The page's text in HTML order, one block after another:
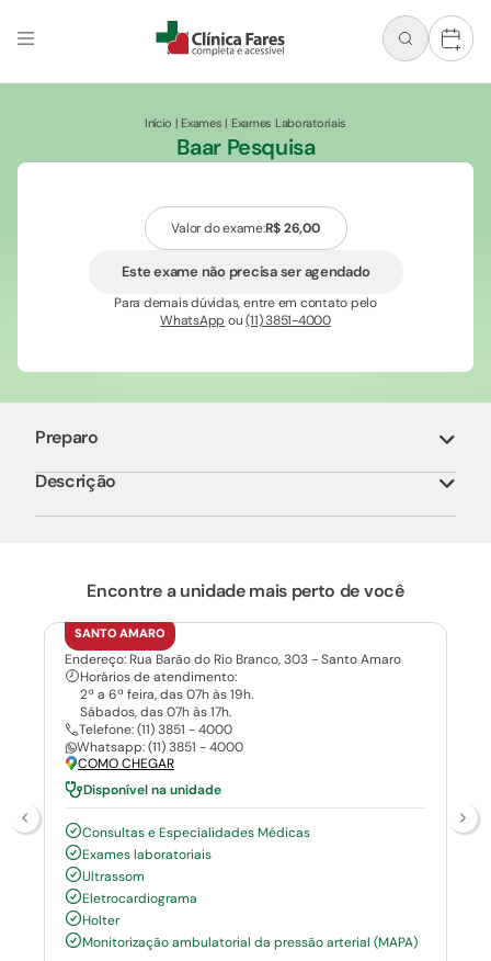
+
Início |Exames | Exames Laboratoriais
Baar Pesquisa
Valor do exame:R$ 26,00
Este exame não precisa ser agendado
Para demais dúvidas, entre em contato pelo
WhatsApp ou(11) 3851-4000
Preparo
Descrição
Encontre a unidade mais perto de você
SANTO AMARO
Endereço: Rua Barão do Rio Branco, 303 - Santo Amaro
Horários de atendimento:
2ª a 6ª feira, das 07h às 19h.
Sábados, das 07h às 17h.
Telefone: (11) 3851 - 4000
Whatsapp: (11) 3851 - 4000
COMO CHEGAR
Disponível na unidade
Consultas e Especialidades Médicas
Exames laboratoriais
Ultrassom
Eletrocardiograma
Holter
Monitorização ambulatorial da pressão arterial (MAPA)